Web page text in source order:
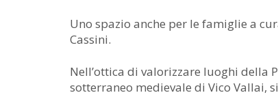
Uno spazio anche per le famiglie a
Cassini.
Nell’ottica di valorizzare luoghi della
sotterraneo medievale di Vico Vallai,